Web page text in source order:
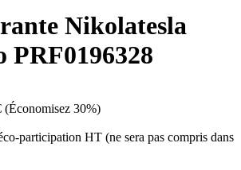
Nikolatesla
PRF0196328
(Économisez 30%)
participation HT (ne sera pas compris dans